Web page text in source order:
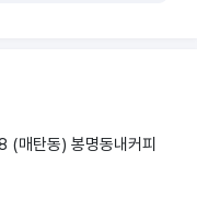
(매탄동) 봉명동내커피